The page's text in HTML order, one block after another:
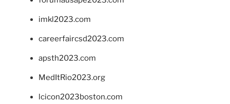
imkl2023.com
careerfaircsd2023.com
apsth2023.com
MedItRio2023.org
lcicon2023boston.com